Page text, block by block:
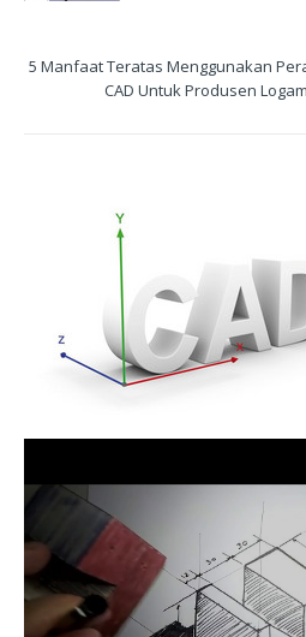
5 Manfaat Teratas Menggunakan
CAD Untuk Produsen